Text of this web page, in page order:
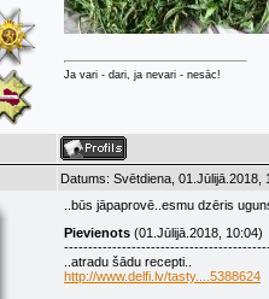
Ja vari - dari, ja nevari - nesāc!
Datums: Svētdiena,
..būs jāpaprovē..esmu dzēris
Pievienots (01.Jūlijā.2018, 10:04)
..atradu šādu recepti..
http://www.delfi.lv/tasty....5388624